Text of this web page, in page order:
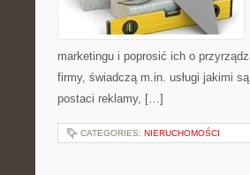
marketingu i poprosić ich o
firmy, świadczą m.in. usługi jakimi
postaci reklamy, […]
CATEGORIES: NIERUCHOMOŚCI